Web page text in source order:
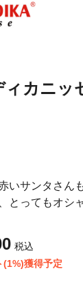
ィカニ
いサンタさ
とってもオシ
税込
(1%)獲得予定